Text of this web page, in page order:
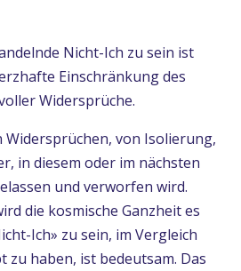
Nicht-Ich zu sein ist
Einschränkung des
Widersprüche.
Widersprüchen, von Isolierung,
in diesem oder im nächsten
und verworfen wird.
die kosmische Ganzheit es
Ich» zu sein, im Vergleich
zu haben, ist bedeutsam. Das